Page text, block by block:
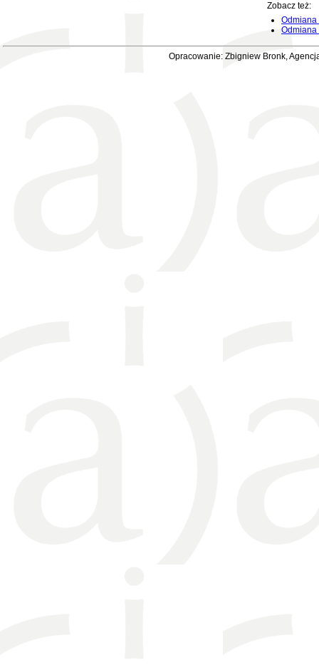
Zobacz też:
Odmiana
Opracowanie: Zbigniew Bronk,